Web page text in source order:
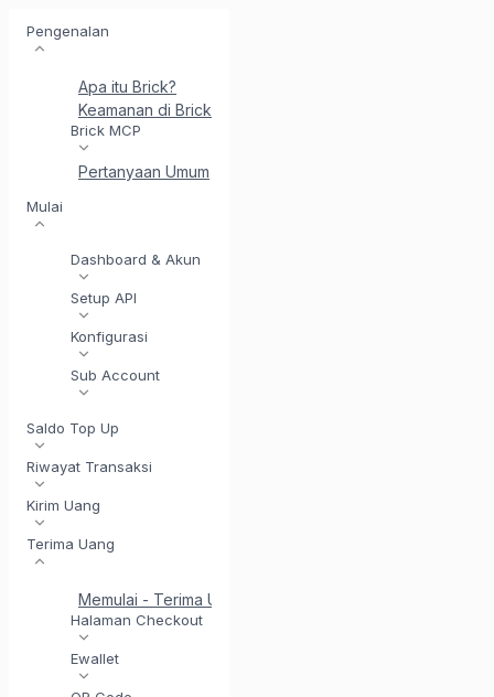
Pengenalan
Apa itu Brick?
Keamanan di Brick
Brick MCP
Pertanyaan Umum
Mulai
Dashboard & Akun
Setup API
Konfigurasi
Sub Account
Saldo Top Up
Riwayat Transaksi
Kirim Uang
Terima Uang
Memulai - Terima Uang
Halaman Checkout
Ewallet